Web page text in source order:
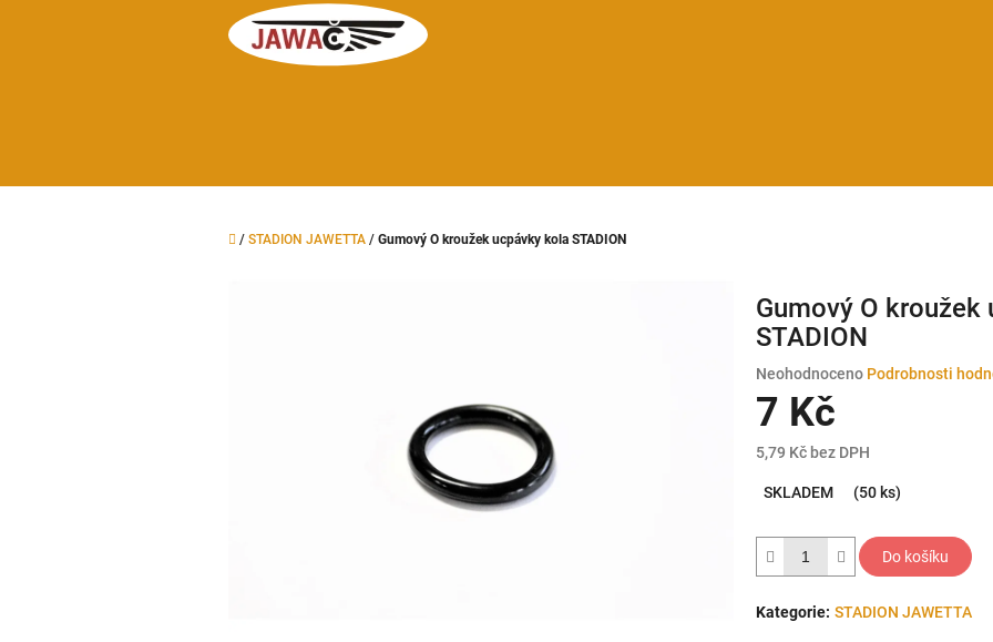
Domů
/ STADION JAWETTA / Gumový O kroužek ucpávky kola STADION
Gumový O kroužek
STADION
Průměrné
hodnocení
produktu
0,0
Neohodnoceno Podrobnosti
7 Kč
5,79 Kč bez DPH
cena:
SKLADEM (50 ks)
Do košíku
Kategorie: STADION JAWETTA